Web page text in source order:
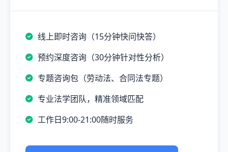
线上即时咨询（15分钟快问快答）
预约深度咨询（30分钟针对性分析）
专题咨询包（劳动法、合同法专题）
专业法学团队，精准领域匹配
工作日9:00-21:00随时服务